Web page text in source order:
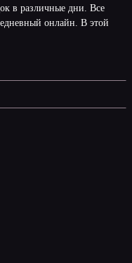
в различные дни. Все
онлайн. В этой